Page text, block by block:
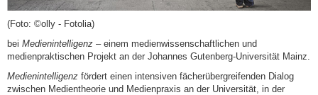
(Foto: ©olly - Fotolia)
bei Medienintelligenz – einem medienwissenschaftlichen und
medienpraktischen Projekt an der Johannes Gutenberg-Universität Mainz.
Medienintelligenz fördert einen intensiven fächerübergreifenden Dialog
zwischen Medientheorie und Medienpraxis an der Universität, in der